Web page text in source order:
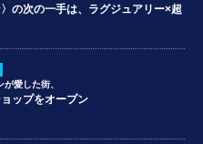
〉の次の一手は、ラグジュアリー×超
愛した街、
ップをオープン